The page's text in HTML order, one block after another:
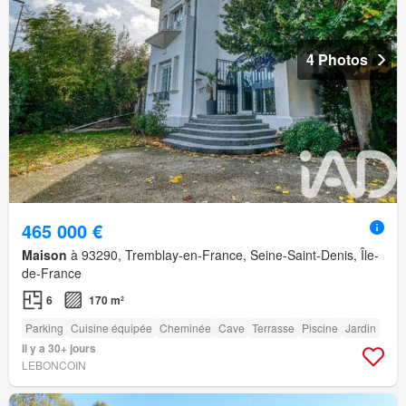
4 Photos
465 000 €
Maison à 93290, Tremblay-en-France, Seine-Saint-Denis, Île-
de-France
6 170 m²
Parking Cuisine équipée Cheminée Cave Terrasse Piscine Jardin
Il y a 30+ jours
LEBONCOIN